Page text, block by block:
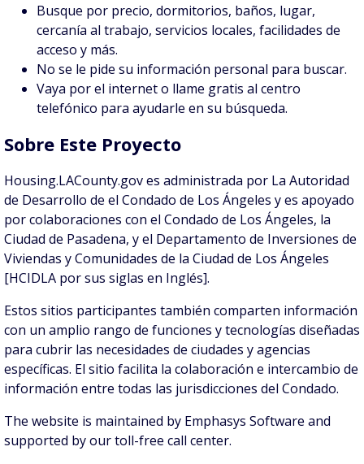
Busque por precio, dormitorios, baños, lugar,
cercanía al trabajo, servicios locales, facilidades de
acceso y más.
No se le pide su información personal para buscar.
Vaya por el internet o llame gratis al centro
telefónico para ayudarle en su búsqueda.
Sobre Este Proyecto
Housing.LACounty.gov es administrada por La Autoridad
de Desarrollo de el Condado de Los Ángeles y es apoyado
por colaboraciones con el Condado de Los Ángeles, la
Ciudad de Pasadena, y el Departamento de Inversiones de
Viviendas y Comunidades de la Ciudad de Los Ángeles
[HCIDLA por sus siglas en Inglés].
Estos sitios participantes también comparten información
con un amplio rango de funciones y tecnologías diseñadas
para cubrir las necesidades de ciudades y agencias
específicas. El sitio facilita la colaboración e intercambio de
información entre todas las jurisdicciones del Condado.
The website is maintained by Emphasys Software and
supported by our toll-free call center.